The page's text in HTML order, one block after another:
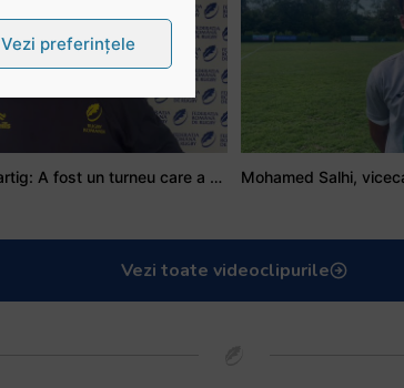
Vezi preferințele
Stejarul Iulian Hartig: A fost un turneu care a unit mai mult echipa
Vezi toate videoclipurile